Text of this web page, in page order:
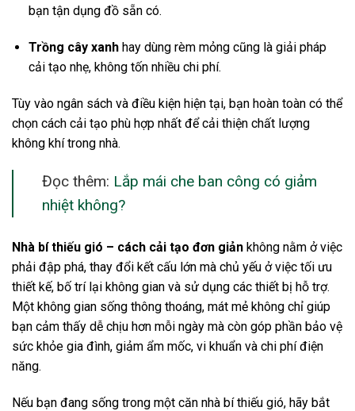
bạn tận dụng đồ sẵn có.
Trồng cây xanhhay dùng rèm mỏng cũng là giải pháp
cải tạo nhẹ, không tốn nhiều chi phí.
Tùy vào ngân sách và điều kiện hiện tại, bạn hoàn toàn có thể
chọn cách cải tạo phù hợp nhất để cải thiện chất lượng
không khí trong nhà.
Đọc thêm: Lắp mái che ban công có giảm
nhiệt không?
Nhà bí thiếu gió – cách cải tạo đơn giản không nằm ở việc
phải đập phá, thay đổi kết cấu lớn mà chủ yếu ở việc tối ưu
thiết kế, bố trí lại không gian và sử dụng các thiết bị hỗ trợ.
Một không gian sống thông thoáng, mát mẻ không chỉ giúp
bạn cảm thấy dễ chịu hơn mỗi ngày mà còn góp phần bảo vệ
sức khỏe gia đình, giảm ẩm mốc, vi khuẩn và chi phí điện
năng.
Nếu bạn đang sống trong một căn nhà bí thiếu gió, hãy bắt